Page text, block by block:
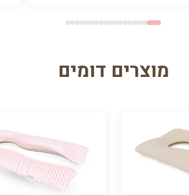
מוצרים דומים